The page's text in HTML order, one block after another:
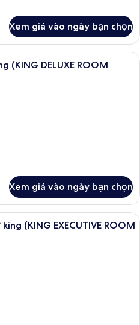
Xem giá vào ngày bạn chọn
Chăn bông, két bảo mật tại phòng,
(KING DELUXE ROOM
Xem giá vào ngày bạn chọn
Chăn bông, két bảo mật tại phòng,
(KING EXECUTIVE ROOM